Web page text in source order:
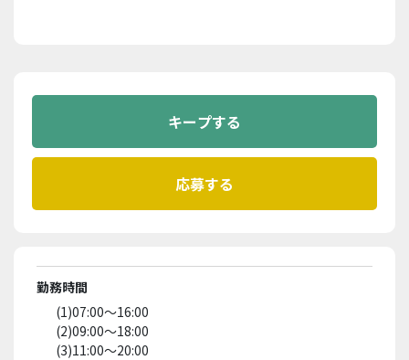
勤務時間
(1)07:00～16:00
(2)09:00～18:00
(3)11:00～20:00